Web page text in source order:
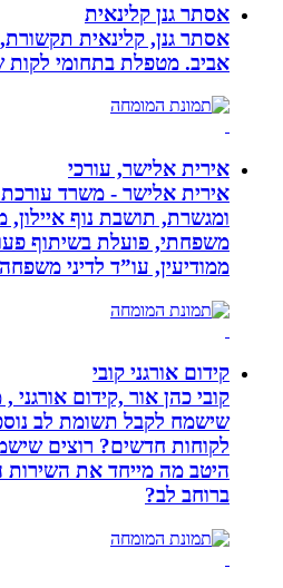
אסתר גנן קלינאית
אסתר גנן, קלינאית תקשורת,
אביב. מטפלת בתחומי לקות
אירית אלישר, עורכי
אירית אלישר - משרד עורכת
ומגשרת, תושבת נוף איילון,
משפחתי, פועלת בשיתוף
ממודיעין, עו”ד לדיני משפחה,
קידום אורגני קובי
קובי כהן אור ,קידום אורגני ,
שישמח לקבל תשומת לב
לקוחות חדשים? רוצים שישמעו
היטב מה מייחד את השירות
ברוחב לב?